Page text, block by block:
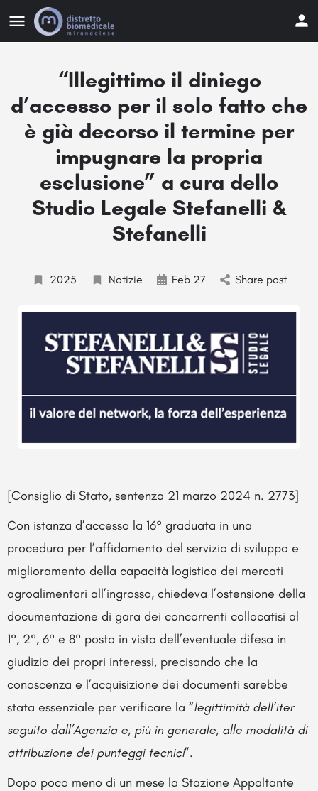
“Illegittimo il diniego
d’accesso per il solo fatto che
è già decorso il termine per
impugnare la propria
esclusione” a cura dello
Studio Legale Stefanelli &
Stefanelli
2025 Notizie Feb 27 Share post
[Consiglio di Stato, sentenza 21 marzo 2024 n. 2773]
Con istanza d’accesso la 16° graduata in una
procedura per l’affidamento del servizio di sviluppo e
miglioramento della capacità logistica dei mercati
agroalimentari all’ingrosso, chiedeva l’ostensione della
documentazione di gara dei concorrenti collocatisi al
1°, 2°, 6° e 8° posto in vista dell’eventuale difesa in
giudizio dei propri interessi, precisando che la
conoscenza e l’acquisizione dei documenti sarebbe
stata essenziale per verificare la “legittimità dell’iter
seguito dall’Agenzia e, più in generale, alle modalità di
attribuzione dei punteggi tecnici”.
Dopo poco meno di un mese la Stazione Appaltante